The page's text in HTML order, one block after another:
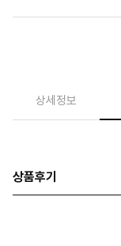
상세정보
상품후기